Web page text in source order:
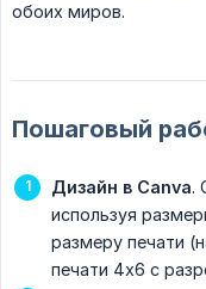
обоих миров.
Пошаговый
Дизайн в Canva.
используя
размеру печати
печати 4x6 с